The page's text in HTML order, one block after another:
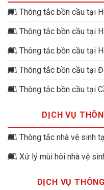
Thông tắc bồn cầu tại
Thông tắc bồn cầu tại
Thông tắc bồn cầu tại
Thông tắc bồn cầu tại
Thông tắc bồn cầu tại
DỊCH VỤ
Thông tắc nhà vệ sinh
Xử lý mùi hôi nhà vệ
DỊCH VỤ